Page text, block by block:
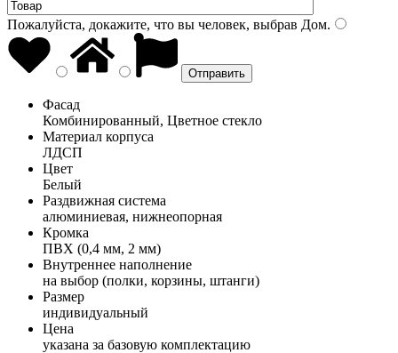
Пожалуйста, докажите, что вы человек, выбрав Дом.
Фасад
Комбинированный, Цветное стекло
Материал корпуса
ЛДСП
Цвет
Белый
Раздвижная система
алюминиевая, нижнеопорная
Кромка
ПВХ (0,4 мм, 2 мм)
Внутреннее наполнение
на выбор (полки, корзины, штанги)
Размер
индивидуальный
Цена
указана за базовую комплектацию